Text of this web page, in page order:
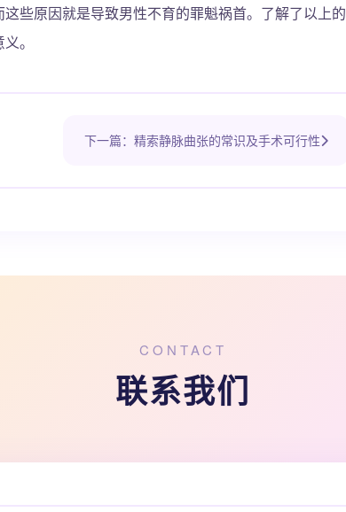
些原因就是导致男性不育的罪魁祸首。了解了以上的
。
下一篇：精索静脉曲张的常识及手术可行性
CONTACT
联系我们